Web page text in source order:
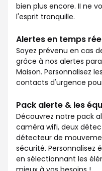
bien plus encore. II ne
l'esprit tranquille.
Alertes en temps
Soyez prévenu en cas
grâce à nos alertes
Maison. Personnalisez
contacts d'urgence
Pack alerte & les
Découvrez notre pack
caméra wifi, deux
détecteur de
sécurité.
en sélectionnant les